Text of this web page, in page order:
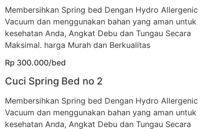
Membersihkan Spring bed Dengan Hydro Allergenic
Vacuum dan menggunakan bahan yang aman untuk
kesehatan Anda, Angkat Debu dan Tungau Secara
Maksimal. harga Murah dan Berkualitas
Rp 300.000/bed
Cuci Spring Bed no 2
Membersihkan Spring bed Dengan Hydro Allergenic
Vacuum dan menggunakan bahan yang aman untuk
kesehatan Anda, Angkat Debu dan Tungau Secara